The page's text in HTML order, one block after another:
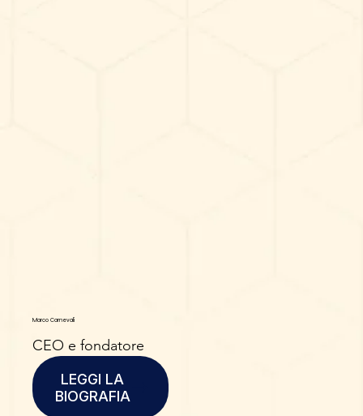
Marco Carnevali
CEO e fondatore
LEGGI LA
BIOGRAFIA